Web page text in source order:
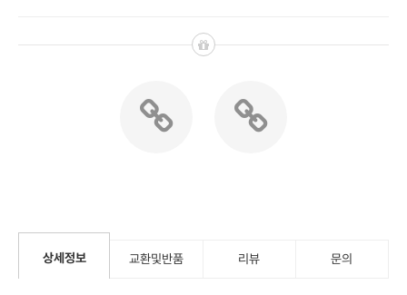
상세정보 교환및반품 리뷰 문의